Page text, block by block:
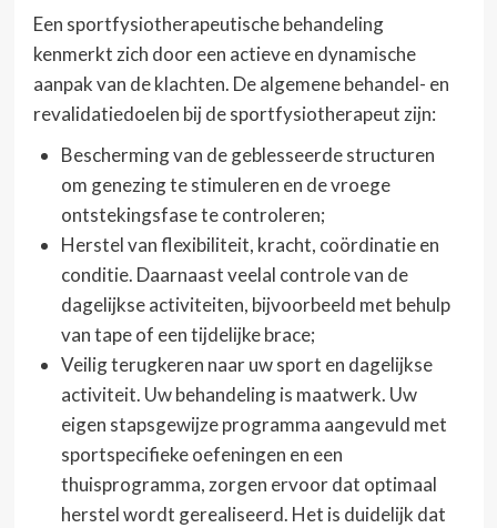
Een sportfysiotherapeutische behandeling
kenmerkt zich door een actieve en dynamische
aanpak van de klachten. De algemene behandel- en
revalidatiedoelen bij de sportfysiotherapeut zijn:
Bescherming van de geblesseerde structuren
om genezing te stimuleren en de vroege
ontstekingsfase te controleren;
Herstel van flexibiliteit, kracht, coördinatie en
conditie. Daarnaast veelal controle van de
dagelijkse activiteiten, bijvoorbeeld met behulp
van tape of een tijdelijke brace;
Veilig terugkeren naar uw sport en dagelijkse
activiteit. Uw behandeling is maatwerk. Uw
eigen stapsgewijze programma aangevuld met
sportspecifieke oefeningen en een
thuisprogramma, zorgen ervoor dat optimaal
herstel wordt gerealiseerd. Het is duidelijk dat